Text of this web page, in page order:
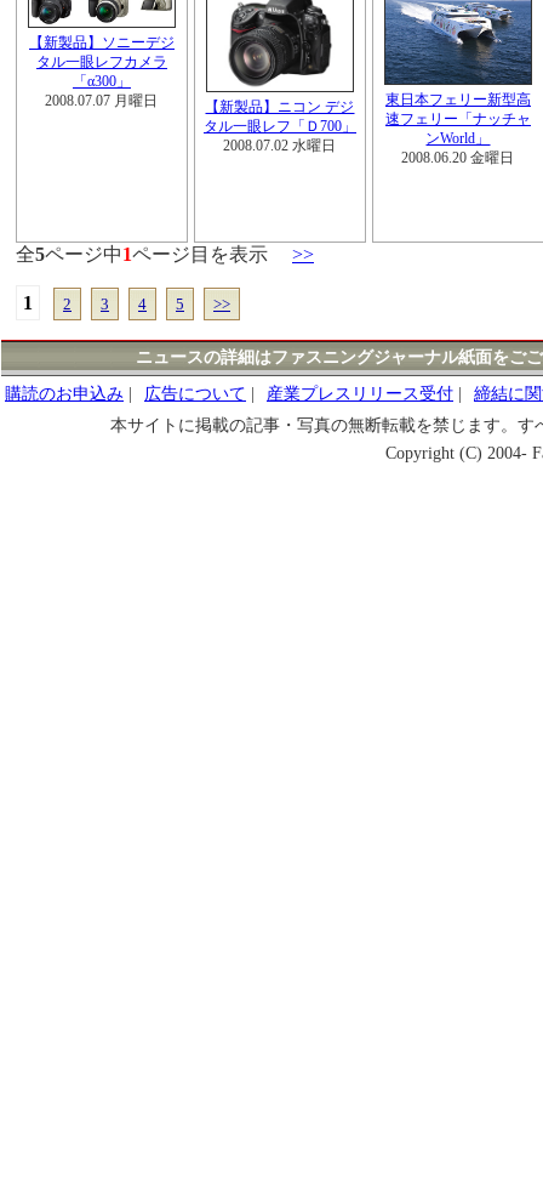
【新製品】ソニーデジ
タル一眼レフカメラ
「α300」
2008.07.07 月曜日
【新製品】ニコン デジ
タル一眼レフ「Ｄ700」
2008.07.02 水曜日
東日本フェリー新型高
速フェリー「ナッチャ
ンWorld」
2008.06.20 金曜日
全5ページ中1ページ目を表示 >>
1 2 3 4 5 >>
ニュースの詳細はファスニングジャーナル紙面をご
購読のお申込み
広告について 産業プレスリリース受付
締結に
本サイトに掲載の記事・写真の無断転載を禁じます。
Copyright (C) 2004-